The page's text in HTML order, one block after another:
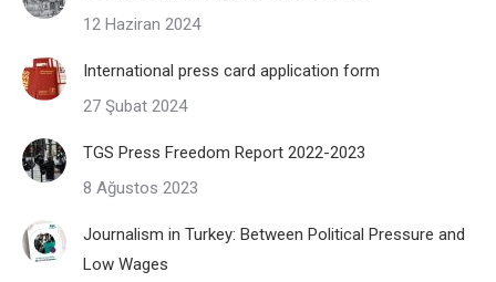
12 Haziran 2024
International press card application form
27 Şubat 2024
TGS Press Freedom Report 2022-2023
8 Ağustos 2023
Journalism in Turkey: Between Political Pressure and
Low Wages